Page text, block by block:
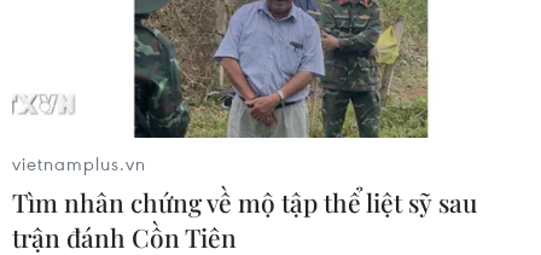
Ngày 19/9, Tòa án Nhân dân Thành phố Hồ Chí
Minh mở phiên tòa xét xử sơ thẩm giai đoạn 2 vụ
án xảy ra tại Công ty cổ phần Tập đoàn Vạn Thịnh
Phát và Ngân hàng Thương mại Cổ phần Sài Gòn
(TTXVN/Vietnam+)
vietnamplus.vn
Tìm nhân chứng về mộ tập thể liệt sỹ sau
trận đánh Cồn Tiên